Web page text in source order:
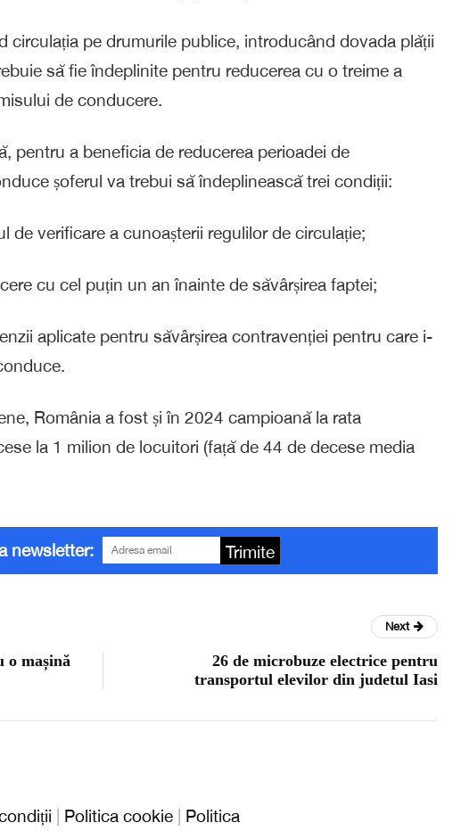
circulația pe drumurile publice, introducând dovada plății
să fie îndeplinite pentru reducerea cu o treime a
de conducere.
pentru a beneficia de reducerea perioadei de
șoferul va trebui să îndeplinească trei condiții:
de verificare a cunoașterii regulilor de circulație;
cu cel puțin un an înainte de săvârșirea faptei;
aplicate pentru săvârșirea contravenției pentru care i-
România a fost și în 2024 campioană la rata
la 1 milion de locuitori (față de 44 de decese media
newsletter: Trimite
o mașină
Next
26 de microbuze electrice pentru
transportul elevilor din judetul Iasi
| Politica cookie | Politica